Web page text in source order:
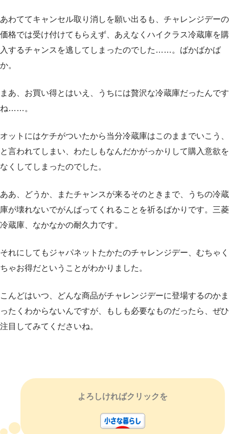
あわててキャンセル取り消しを願い出るも、チャレンジデーの
価格では受け付けてもらえず、あえなくハイクラス冷蔵庫を購
入するチャンスを逃してしまったのでした……。ばかばかば
か。
まあ、お買い得とはいえ、うちには贅沢な冷蔵庫だったんです
ね……。
オットにはケチがついたから当分冷蔵庫はこのままでいこう、
と言われてしまい、わたしもなんだかがっかりして購入意欲を
なくしてしまったのでした。
ああ、どうか、またチャンスが来るそのときまで、うちの冷蔵
庫が壊れないでがんばってくれることを祈るばかりです。三菱
冷蔵庫、なかなかの耐久力です。
それにしてもジャパネットたかたのチャレンジデー、むちゃく
ちゃお得だということがわかりました。
こんどはいつ、どんな商品がチャレンジデーに登場するのかま
ったくわからないんですが、もしも必要なものだったら、ぜひ
注目してみてくださいね。
よろしければクリックを